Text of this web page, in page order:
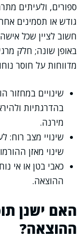
ספורים, ולעיתים
גודש או תסמינים
חשוב לציין שכל
באופן שונה; חלק
מדווחות על חוסר
שינויים במחזור
בהדרגתיות
מירנה.
שינויי מצב רוח:
שינוי מאזן
כאבי בטן או אי
ההוצאה.
האם ישנן
ההוצאה?